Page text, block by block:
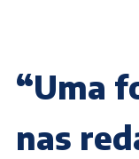
“Uma
nas